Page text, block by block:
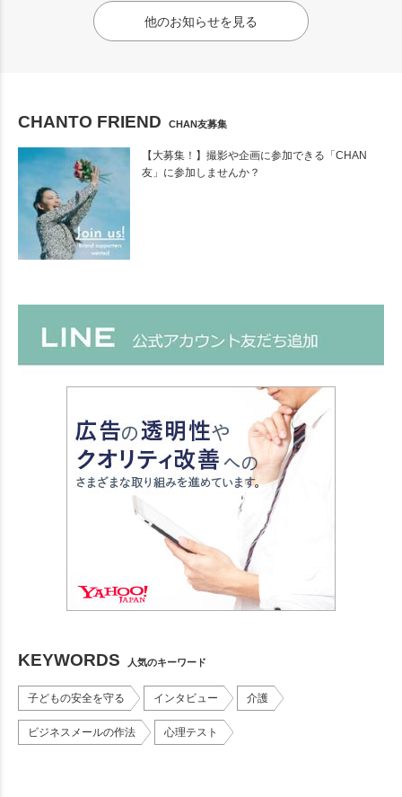
他のお知らせを見る
CHANTO FRIEND CHAN友募集
【大募集！】撮影や企画に参加できる「CHAN
友」に参加しませんか？
KEYWORDS 人気のキーワード
子どもの安全を守る インタビュー 介護
ビジネスメールの作法 心理テスト